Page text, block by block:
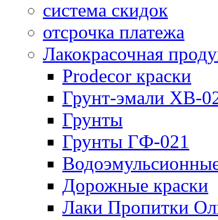
система скидок
отсрочка платежа
Лакокрасочная
Prodecor краски
Грунт-эмали ХВ-
Грунты
Грунты ГФ-021
Дорожные краски
Лаки Пропитки